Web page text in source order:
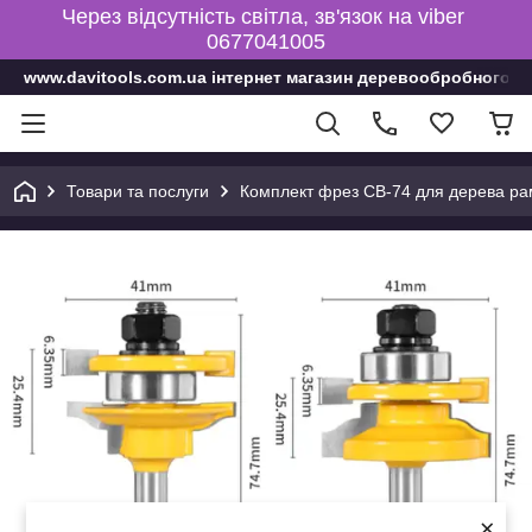
Через відсутність світла, зв'язок на viber
0677041005
www.davitools.com.ua інтернет магазин деревообробного
Товари та послуги Комплект фрез СВ-74 для дерева